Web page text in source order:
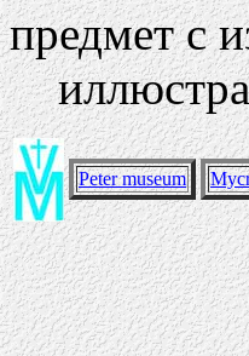
предмет с
Peter museum